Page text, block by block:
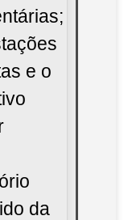
e o
da